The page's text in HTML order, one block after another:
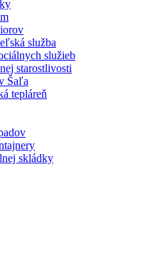
služba
služieb
starostlivosti
Šaľa
tepláreň
skládky